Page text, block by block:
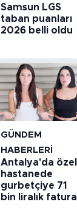
Samsun LGS
taban puanları
2026 belli oldu
GÜNDEM
HABERLERI
Antalya'da özel
hastanede
gurbetçiye 71
bin liralık fatura